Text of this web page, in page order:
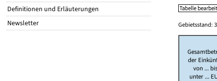
Definitionen und Erläuterungen
Newsletter
Gebietsstand:
der
von ...
unter ...